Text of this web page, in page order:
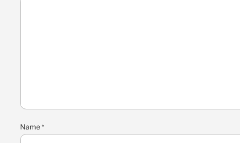
Name*